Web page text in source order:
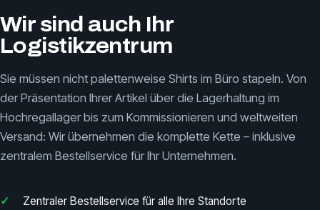
Wir sind auch Ihr
Logistikzentrum
Sie müssen nicht palettenweise Shirts im Büro stapeln. Von
der Präsentation Ihrer Artikel über die Lagerhaltung im
Hochregallager bis zum Kommissionieren und weltweiten
Versand: Wir übernehmen die komplette Kette – inklusive
zentralem Bestellservice für Ihr Unternehmen.
Zentraler Bestellservice für alle Ihre Standorte